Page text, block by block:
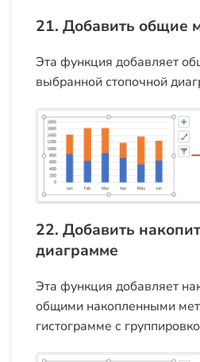
21. Добавить общие
Эта функция добавляет
выбранной стопочной
22. Добавить
диаграмме
Эта функция добавляет
общими накопленными
гистограмме с